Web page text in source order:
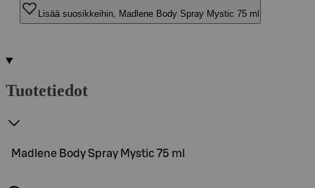
Lisää suosikkeihin, Madlene Body Spray Mystic 75 ml
Tuotetiedot
Madlene Body Spray Mystic 75 ml